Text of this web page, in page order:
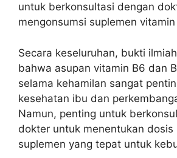
untuk berkonsultasi dengan
mengonsumsi suplemen
Secara keseluruhan, bukti
bahwa asupan vitamin B6 dan
selama kehamilan sangat
kesehatan ibu dan
Namun, penting untuk
dokter untuk menentukan dosis
suplemen yang tepat untuk